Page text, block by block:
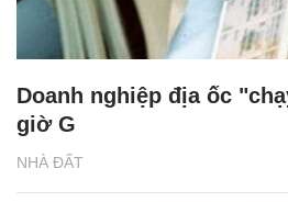
NHÀ ĐẤT
Doanh nghiệp địa ốc
giờ G